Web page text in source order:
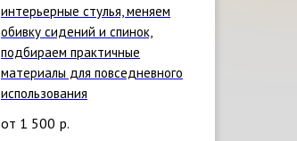
интерьерные стулья, меняем
обивку сидений и спинок,
подбираем практичные
материалы для повседневного
использования
от 1 500 р.